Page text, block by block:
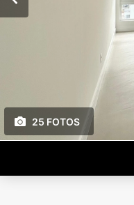
25 FOTOS